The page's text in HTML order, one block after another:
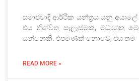
සමාජවාදි ආර්ථීක යන්ත්‍රය යනු
එය නිශ්චිත සැලැස්මක, මධ්‍යගත
යන්නෙකි. එපමණක් නොවේ, එය තම
READ MORE »